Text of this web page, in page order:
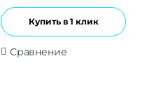
Купить в 1 клик
Сравнение